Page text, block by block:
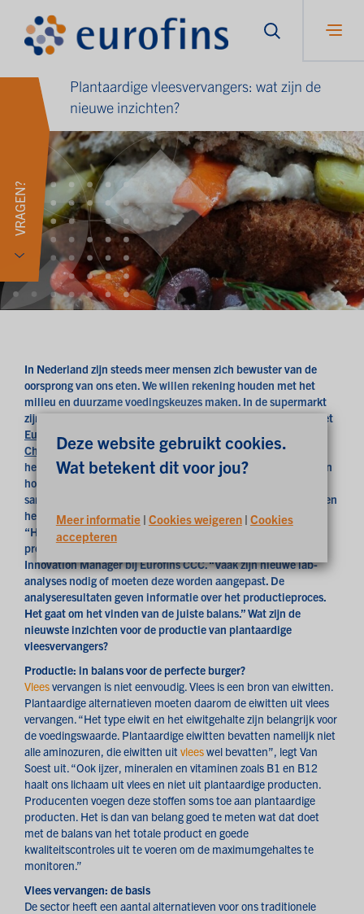
Deze website gebruikt cookies.
Wat betekent dit voor jou?
Meer informatie| Cookies weigeren| Cookies
accepteren
Plantaardige vleesvervangers: wat zijn de
nieuwe inzichten?
VRAGEN?
In Nederland zijn steeds meer mensen zich bewuster van de
oorsprong van ons eten. We willen rekening houden met het
milieu en duurzame voedingskeuzes maken. In de supermarkt
zijn er steeds meer plantaardige vleesvervangers te vinden. Het
Eurofins Expertise Centre for Complex Carbohydrates and
Chemistry (CCC)in Heerenveen ondersteunt producenten bij
het maken van plantaardige vleesvervangers op het gebied van
houdbaarheid, kwaliteit, smaak en voedselveiligheid, in
samenwerking met het Eurofins Vitamin Competence Centre en
het Eurofins Amino Acid Competence Centre in Denemarken.
“Het vergt kennis om te innoveren en nieuwe plantaardige
producten te maken”, vertelt Jeroen van Soest, Business
Innovation Manager bij Eurofins CCC. “Vaak zijn nieuwe lab-
analyses nodig of moeten deze worden aangepast. De
analyseresultaten geven informatie over het productieproces.
Het gaat om het vinden van de juiste balans.” Wat zijn de
nieuwste inzichten voor de productie van plantaardige
vleesvervangers?
Productie: in balans voor de perfecte burger?
Vleesvervangen is niet eenvoudig. Vlees is een bron van eiwitten.
Plantaardige alternatieven moeten daarom de eiwitten uit vlees
vervangen. “Het type eiwit en het eiwitgehalte zijn belangrijk voor
de voedingswaarde. Plantaardige eiwitten bevatten namelijk niet
alle aminozuren, die eiwitten uit vleeswel bevatten”, legt Van
Soest uit. “Ook ijzer, mineralen en vitaminen zoals B1 en B12
haalt ons lichaam uit vlees en niet uit plantaardige producten.
Producenten voegen deze stoffen soms toe aan plantaardige
producten. Het is dan van belang goed te meten wat dat doet
met de balans van het totale product en goede
kwaliteitscontroles uit te voeren om de maximumgehaltes te
monitoren.”
Vlees vervangen: de basis
De sector heeft een aantal alternatieven voor ons traditionele